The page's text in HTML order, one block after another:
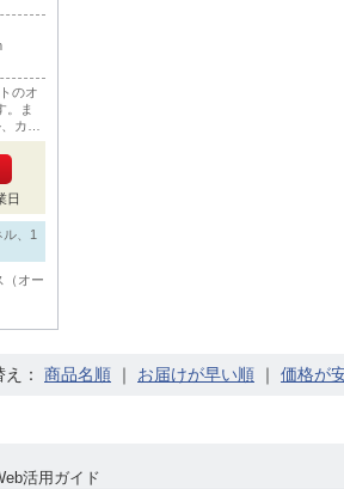
のオ
。ま
カラ
でも2
日
、1
（オー
： ｜ ｜
活用ガイド